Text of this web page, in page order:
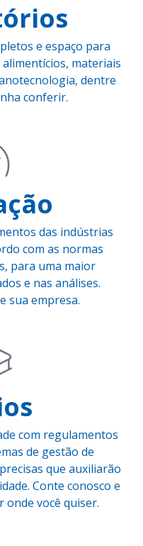
e espaço para
materiais
dentre
conferir.
das indústrias
com as normas
para uma maior
e nas análises.
sua empresa.
com regulamentos
de gestão de
que auxiliarão
Conte conosco e
onde você quiser.